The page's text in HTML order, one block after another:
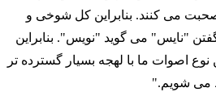
صحبت می کنند. بنابراین کل شوخی و
"نایس" می گوید "نویس". بنابراین
نوع اصوات ما با لهجه بسیار گسترده تر
می شویم."